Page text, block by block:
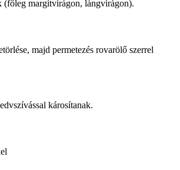
(főleg margitvirágon, lángvirágon).
majd permetezés rovarölő szerrel
károsítanak.